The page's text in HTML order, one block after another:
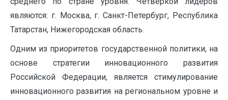
являются: г. Москва, г. Санкт-Петербург, Республика
Татарстан, Нижегородская область.
Одним из приоритетов государственной политики, на
основе стратегии инновационного развития
Российской Федерации, является стимулирование
инновационного развития на региональном уровне и